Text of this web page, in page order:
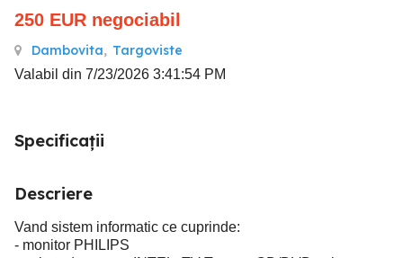
250 EUR negociabil
Dambovita, Targoviste
Valabil din 7/23/2026 3:41:54 PM
Specificații
Descriere
Vand sistem informatic ce cuprinde:
- monitor PHILIPS